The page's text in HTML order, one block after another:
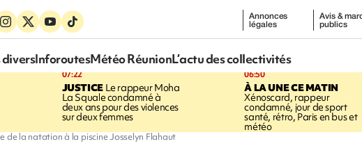
Annonces
légales
Avis &
publics
InforoutesMétéo RéunionL’actu des collectivités
07:22
JUSTICELe rappeur Moha
La Squale condamné à
deux ans pour des violences
sur deux femmes
06:50
À LA UNE CE MATIN
Xénoscard, rappeur
condamné, jour de sport
santé, rétro, Paris en bus et
météo
de la natation à la piscine Josselyn Flahaut